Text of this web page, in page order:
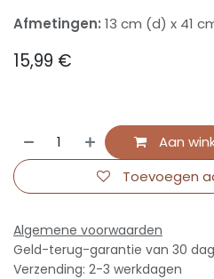
Afmetingen: 13 cm (d) x 41
15,99 €
Aan
Toevoegen
Algemene voorwaarden
Geld-terug-garantie van 30
Verzending: 2-3 werkdagen